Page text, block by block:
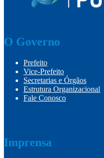
O Governo
Prefeito
Vice-Prefeito
Secretarias e Órgãos
Estrutura Organizacional
Fale Conosco
Imprensa